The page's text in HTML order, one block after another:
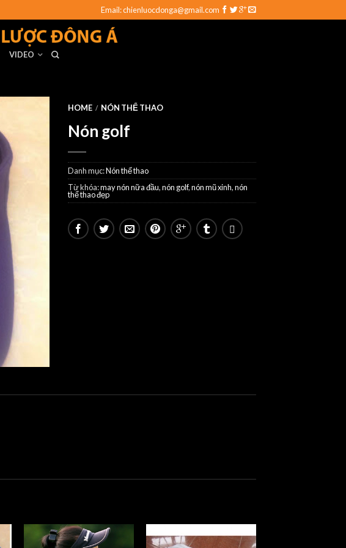
Email: chienluocdonga@gmail.com
VIDEO
HOME / NÓN THỂ THAO
Nón golf
Danh mục:Nón thể thao
Từ khóa:may nón nữa đầu,nón golf,nón mũ xinh,nón
thể thao đẹp